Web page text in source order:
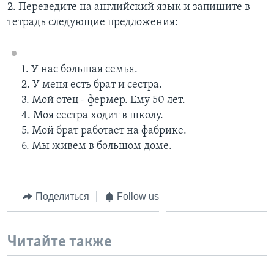
2. Переведите на английский язык и запишите в
тетрадь следующие предложения:
1. У нас большая семья.
2. У меня есть брат и сестра.
3. Мой отец - фермер. Ему 50 лет.
4. Моя сестра ходит в школу.
5. Мой брат работает на фабрике.
6. Мы живем в большом доме.
Поделиться Follow us
Читайте также